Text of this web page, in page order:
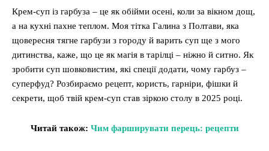
Крем-суп із гарбуза – це як обійми осені, коли за вікном дощ,
а на кухні пахне теплом. Моя тітка Галина з Полтави, яка
щовересня тягне гарбузи з городу й варить суп ще з мого
дитинства, каже, що це як магія в тарілці – ніжно й ситно. Як
зробити суп шовковистим, які спеції додати, чому гарбуз –
суперфуд? Розбираємо рецепт, користь, гарніри, фішки й
секрети, щоб твій крем-суп став зіркою столу в 2025 році.
Читай також: Чим фарширувати перець: рецепти